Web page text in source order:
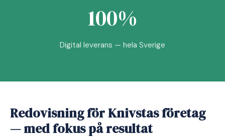
100%
Digital leverans — hela Sverige
Redovisning för Knivstas företag
— med fokus på resultat